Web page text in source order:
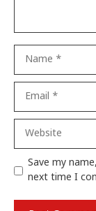
Website
Save my
next time I